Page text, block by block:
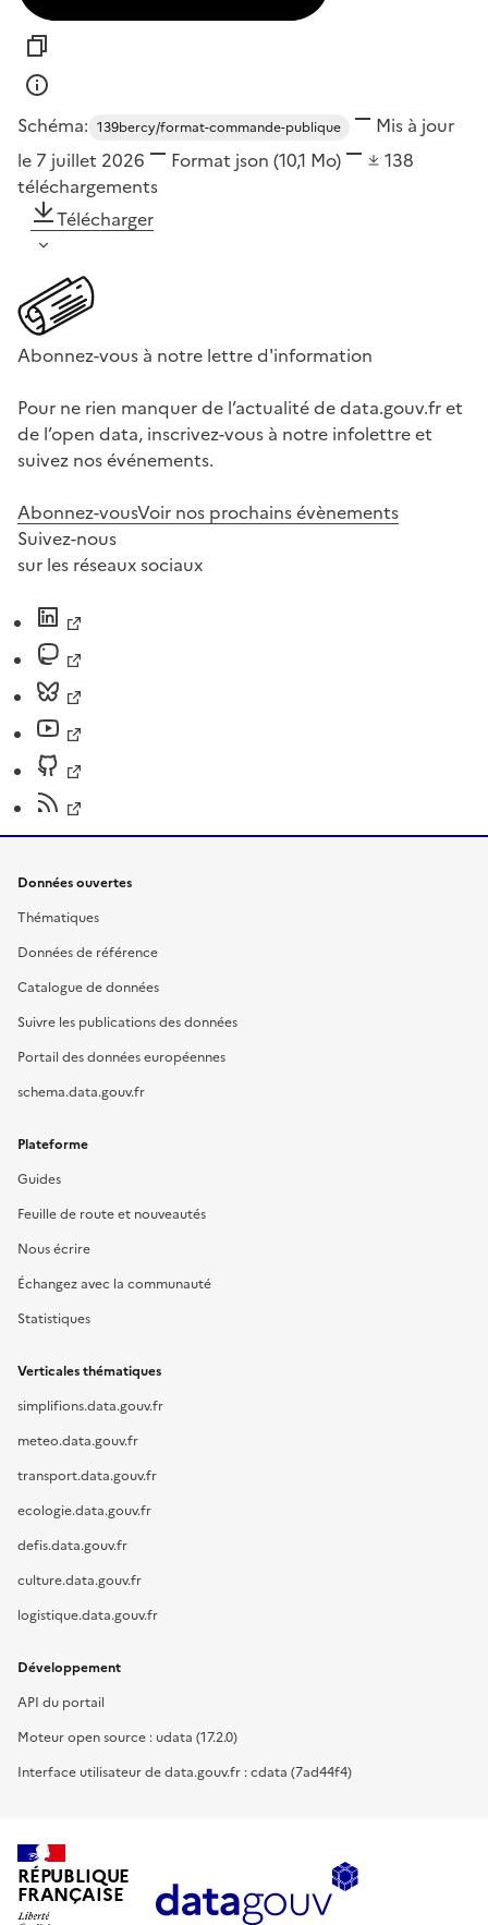
Schéma: 139bercy/format-commande-publique
Mis à jour
le 7 juillet 2026
Format json (10,1 Mo)
138
téléchargements
Télécharger
Abonnez-vous à notre lettre d'information
Pour ne rien manquer de l’actualité de data.gouv.fr et
de l’open data, inscrivez-vous à notre infolettre et
suivez nos événements.
Abonnez-vousVoir nos prochains évènements
Suivez-nous
sur les réseaux sociaux
Données ouvertes
Thématiques
Données de référence
Catalogue de données
Suivre les publications des données
Portail des données européennes
schema.data.gouv.fr
Plateforme
Guides
Feuille de route et nouveautés
Nous écrire
Échangez avec la communauté
Statistiques
Verticales thématiques
simplifions.data.gouv.fr
meteo.data.gouv.fr
transport.data.gouv.fr
ecologie.data.gouv.fr
defis.data.gouv.fr
culture.data.gouv.fr
logistique.data.gouv.fr
Développement
API du portail
Moteur open source : udata (17.2.0)
Interface utilisateur de data.gouv.fr : cdata (7ad44f4)
RÉPUBLIQUE
FRANÇAISE